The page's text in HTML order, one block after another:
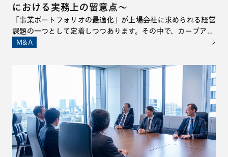
における実務上の留意点～
「事業ポートフォリオの最適化」が上場会社に求められる経営
課題の一つとして定着しつつあります。その中で、カーブアウ
トM&A、すなわち、企業の特定事業を切り出した上で他社に
続けています。 一方で、カーブアウトM&Aの準備および実行
に際しては、通常のM&Aとは異なり、多岐にわたる論点や留
意点が数多く存在し、これらを十分に把握したうえでプロジェ
クトに臨むことが必要不可欠といえます。
M&A